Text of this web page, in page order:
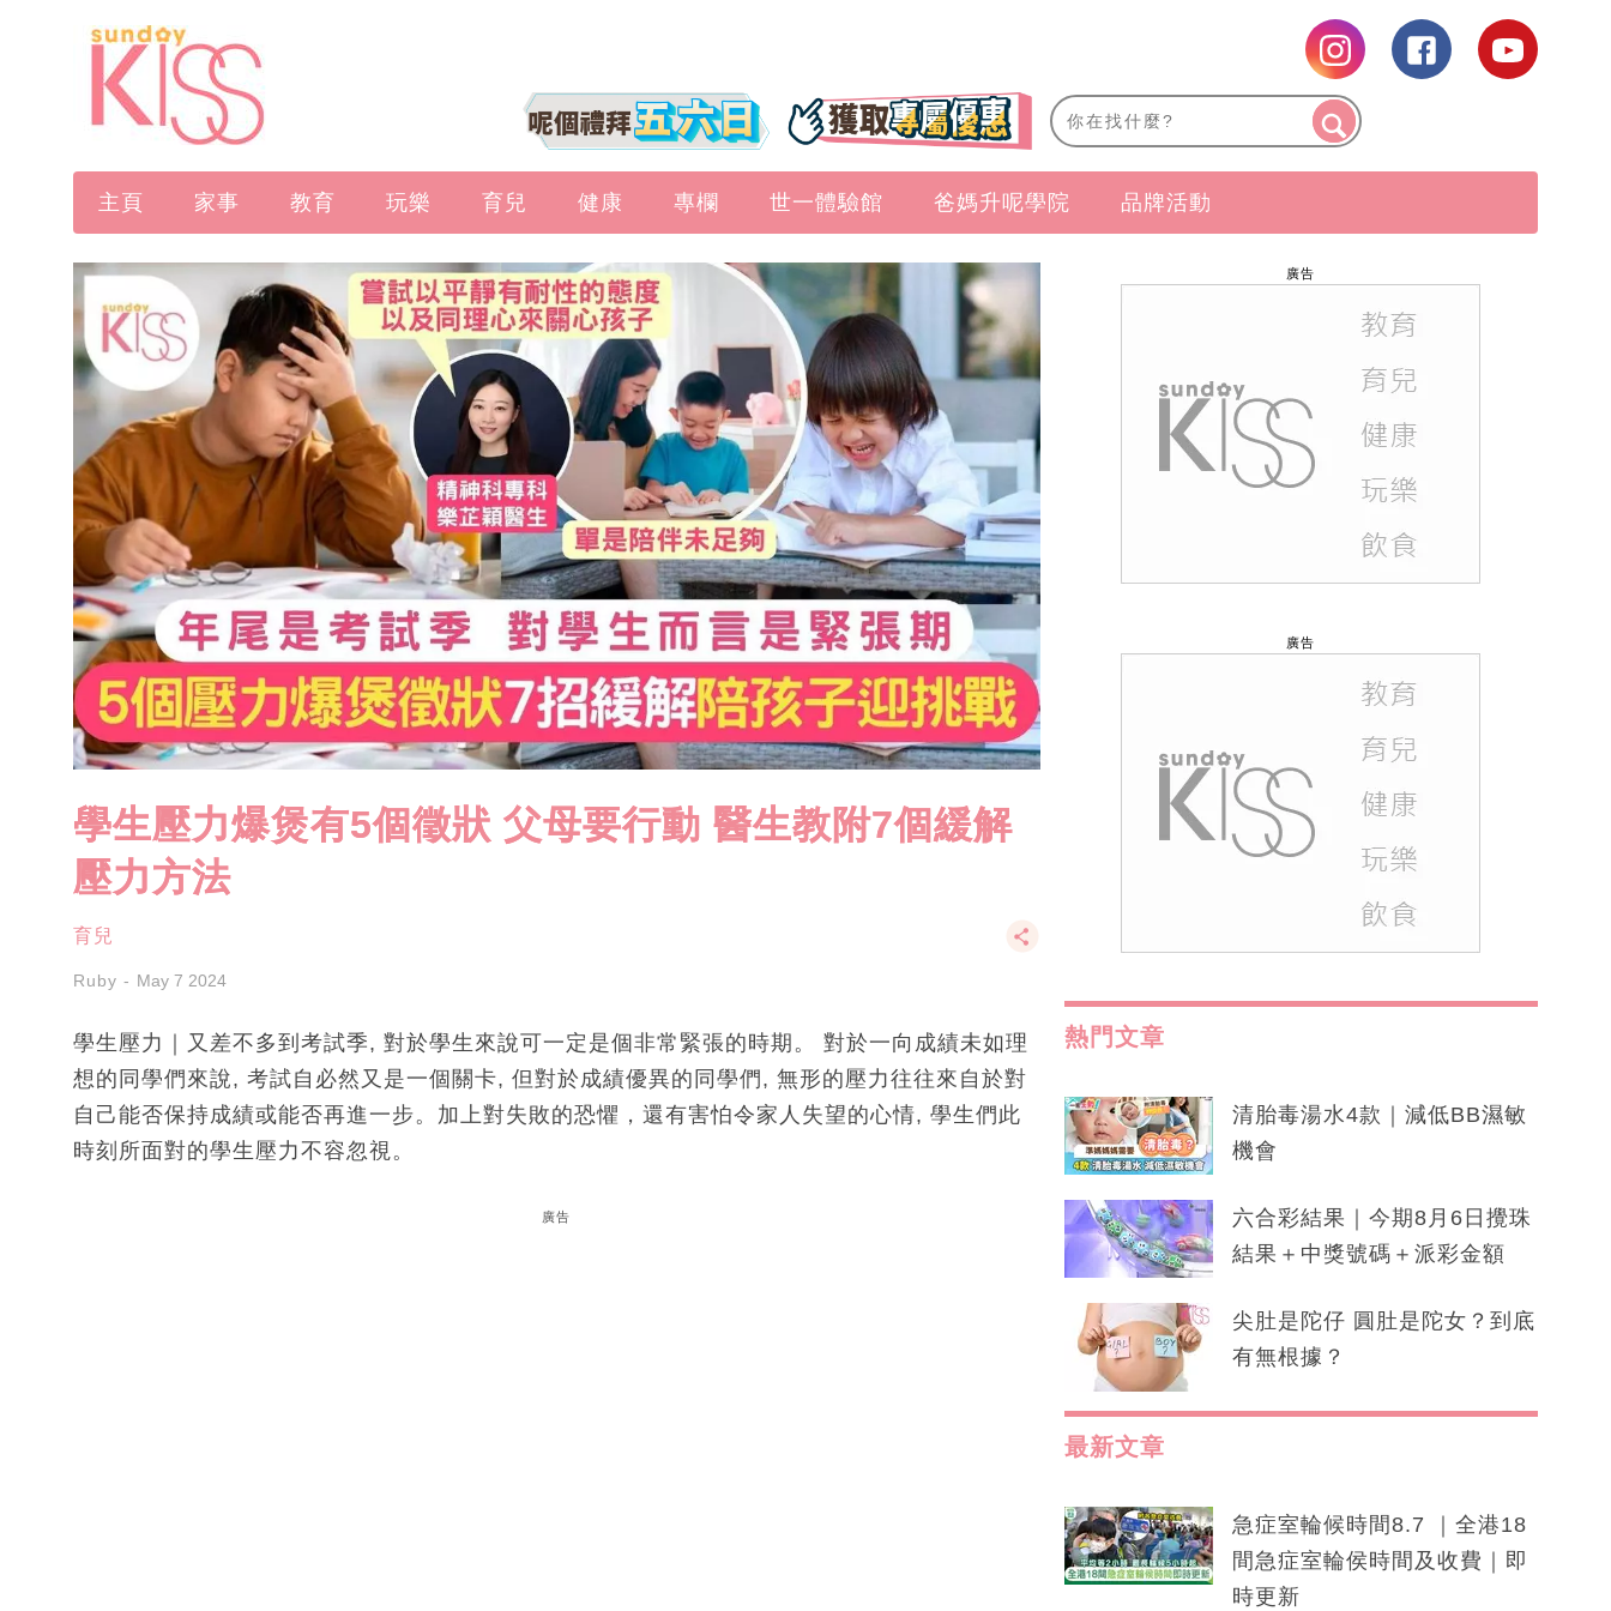
主頁 家事 教育 玩樂 育兒 健康 專欄 世一體驗館 爸媽升呢學院 品牌活動
學生壓力爆煲有5個徵狀 父母要行動 醫生教附7個緩解
壓力方法
育兒
Ruby May 7 2024
學生壓力｜又差不多到考試季, 對於學生來說可一定是個非常緊張的時期。 對於一向成績未如理
想的同學們來說, 考試自必然又是一個關卡, 但對於成績優異的同學們, 無形的壓力往往來自於對
自己能否保持成績或能否再進一步。加上對失敗的恐懼，還有害怕令家人失望的心情, 學生們此
時刻所面對的學生壓力不容忽視。
廣告
廣告
廣告
熱門文章
清胎毒湯水4款｜減低BB濕敏
機會
六合彩結果｜今期8月6日攪珠
結果＋中獎號碼＋派彩金額
尖肚是陀仔 圓肚是陀女？到底
有無根據？
最新文章
急症室輪候時間8.7 ｜全港18
間急症室輪侯時間及收費｜即
時更新